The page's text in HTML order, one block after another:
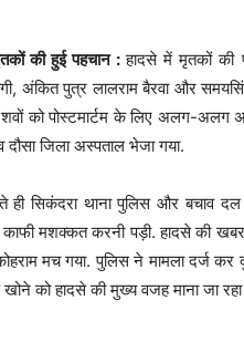
की हुई पहचान :हादसे में मृतकों की
अंकित पुत्र लालराम बैरवा और
को पोस्टमार्टम के लिए अलग-अलग
जिला अस्पताल भेजा गया.
ही सिकंदरा थाना पुलिस और बचाव
मशक्कत करनी पड़ी. हादसे की
कोहराम मच गया. पुलिस ने मामला दर्ज
को हादसे की मुख्य वजह माना जा